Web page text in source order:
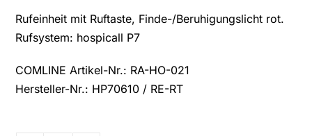
Rufeinheit mit Ruftaste, Finde-/Beruhigungslicht rot.
Rufsystem: hospicall P7
COMLINE Artikel-Nr.: RA-HO-021
Hersteller-Nr.: HP70610 / RE-RT